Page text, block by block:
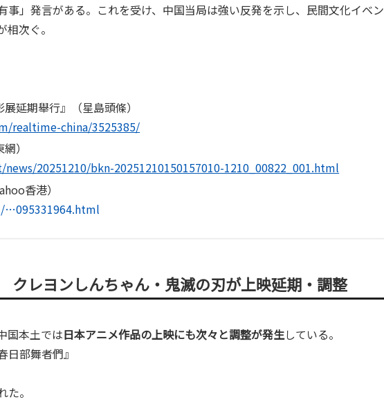
事」発言がある。これを受け、中国当局は強い反発を示し、民間文化イベン
次ぐ。
延期舉行』（星島頭條）
realtime-china/3525385/
）
20251210/bkn-20251210150157010-1210_00822_001.html
香港）
…095331964.html
レヨンしんちゃん・鬼滅の刃が上映延期・調整
国本土では日本アニメ作品の上映にも次々と調整が発生している。
日部舞者們』
。